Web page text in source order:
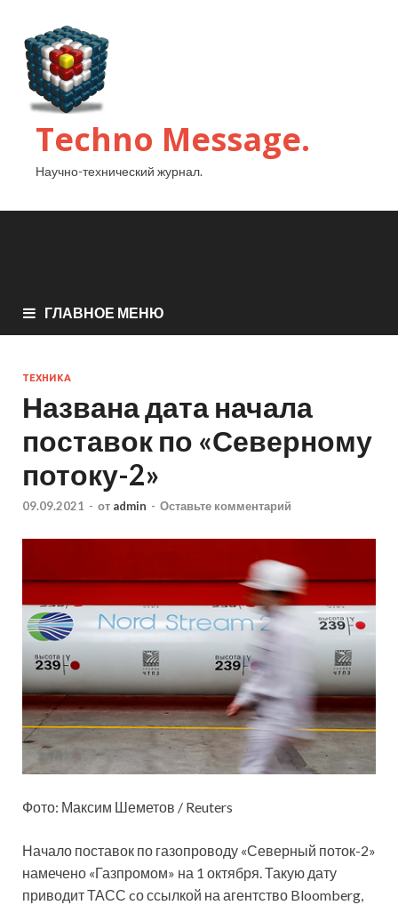
Techno Message.
Научно-технический журнал.
ГЛАВНОЕ МЕНЮ
ТЕХНИКА
Названа дата начала
поставок по «Северному
потоку-2»
09.09.2021 - от admin - Оставьте комментарий
Фото: Максим Шеметов / Reuters
Начало поставок по газопроводу «Северный поток-2»
намечено «Газпромом» на 1 октября. Такую дату
приводит ТАСС cо ссылкой на агентство Bloomberg,